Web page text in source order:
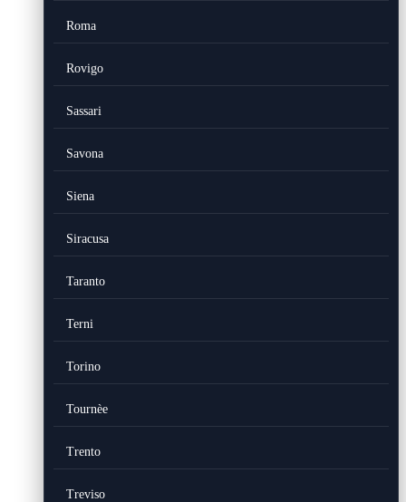
Roma
Rovigo
Sassari
Savona
Siena
Siracusa
Taranto
Terni
Torino
Tournèe
Trento
Treviso